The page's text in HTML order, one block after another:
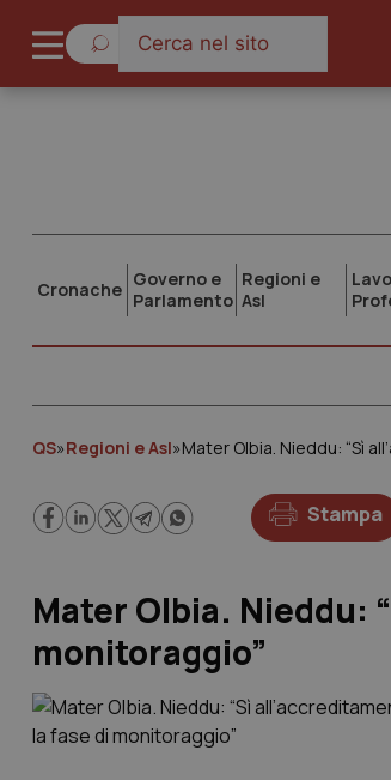
Cronache Governo e
Parlamento
Regioni e
Asl
QS»Regioni e Asl»Mater Olbia. Nieddu: “Sì
Stampa
Mater Olbia. Nieddu:
monitoraggio”